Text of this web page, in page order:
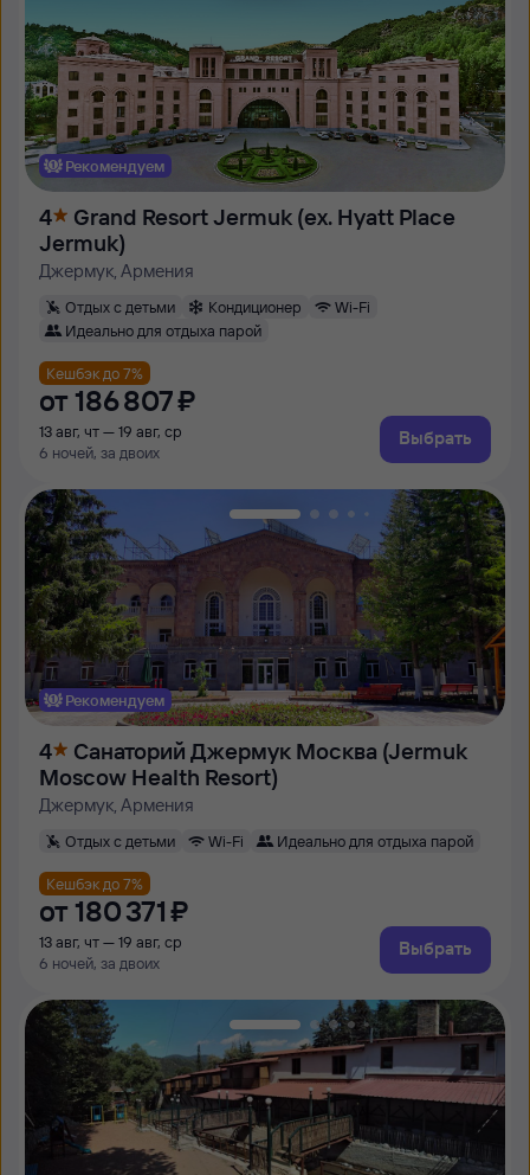
Рекомендуем
4
Grand Resort Jermuk (ex. Hyatt Place
Jermuk)
Джермук, Армения
Отдых с детьми Кондиционер
Wi-Fi
Идеально для отдыха парой
Кешбэк до 7%
от 186 ⁠807 ⁠₽
13 авг, чт — 19 авг, ср
6 ночей, за двоих
Выбрать
Рекомендуем
4
Санаторий Джермук Москва (Jermuk
Moscow Health Resort)
Джермук, Армения
Отдых с детьми Wi-Fi Идеально для отдыха парой
Кешбэк до 7%
от 180 ⁠371 ⁠₽
13 авг, чт — 19 авг, ср
6 ночей, за двоих
Выбрать